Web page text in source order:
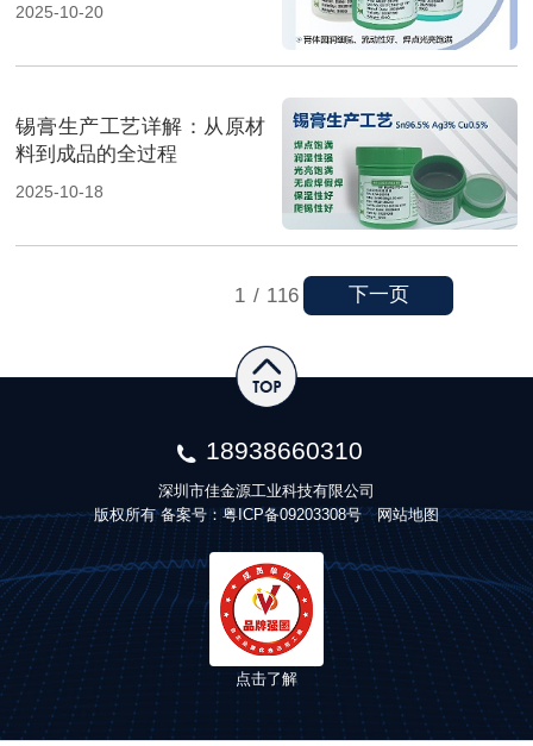
2025-10-20
锡膏生产工艺详解：从原材
料到成品的全过程
2025-10-18
1 / 116 下一页
18938660310
深圳市佳金源工业科技有限公司
版权所有 备案号：粤ICP备09203308号 网站地图
点击了解